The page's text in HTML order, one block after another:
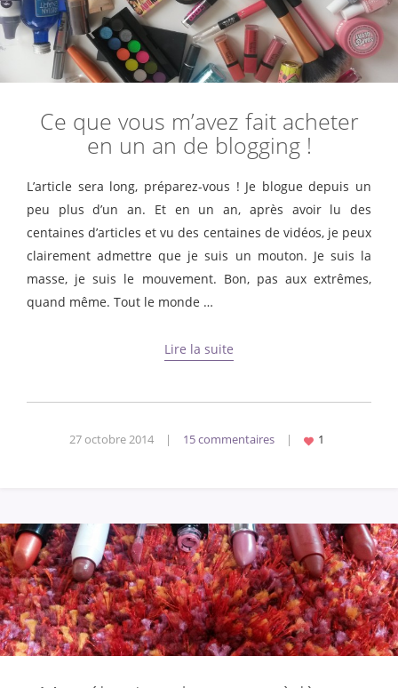
Ce que vous m’avez fait acheter
en un an de blogging !
L’article sera long, préparez-vous ! Je blogue depuis un
peu plus d’un an. Et en un an, après avoir lu des
centaines d’articles et vu des centaines de vidéos, je peux
clairement admettre que je suis un mouton. Je suis la
masse, je suis le mouvement. Bon, pas aux extrêmes,
quand même. Tout le monde …
Lire la suite
27 octobre 2014 | 15 commentaires |